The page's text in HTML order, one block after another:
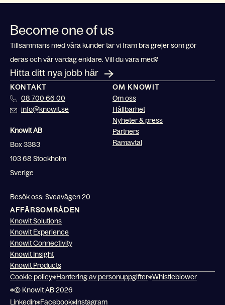
Become one of us
Tillsammans med våra kunder tar vi fram bra grejer som gör
deras och vår vardag enklare. Vill du vara med?
Hitta ditt nya jobb här
KONTAKT
08 700 66 00
info@knowit.se
Knowit AB
Box 3383
103 68 Stockholm
Sverige
Besök oss: Sveavägen 20
OM KNOWIT
Om oss
Hållbarhet
Nyheter & press
Partners
Ramavtal
AFFÄRSOMRÅDEN
Knowit Solutions
Knowit Experience
Knowit Connectivity
Knowit Insight
Knowit Products
Cookie policy Hantering av personuppgifter Whistleblower
© Knowit AB 2026
Linkedin Facebook Instagram